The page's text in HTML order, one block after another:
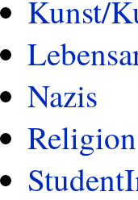
Kunst/
Nazis
Religion